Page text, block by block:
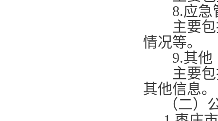
8.应急
主要包
情况等。
9.其他
主要包
其他信息。
（二）